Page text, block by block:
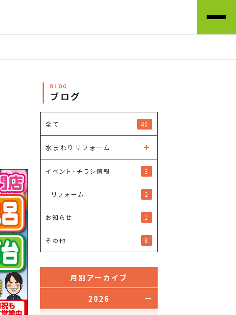
BLOG
ブログ
全て 40
水まわりリフォーム
イベント･チラシ情報 3
- リフォーム 2
お知らせ 1
その他 8
月別アーカイブ
2026